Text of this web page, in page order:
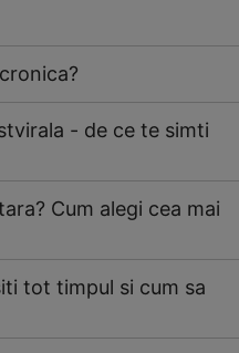
- de ce te simti
Cum alegi cea mai
tot timpul si cum sa